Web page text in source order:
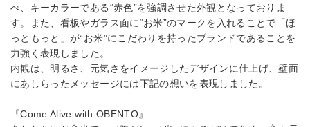
べ、キーカラーである“赤色”を強調させた外観となっておりま
す。また、看板やガラス面に“お米”のマークを入れることで「ほ
っともっと」が“お米”にこだわりを持ったブランドであることを
力強く表現しました。
内観は、明るさ、元気さをイメージしたデザインに仕上げ、壁面
にあしらったメッセージには下記の想いを表現しました。
『Come Alive with OBENTO』